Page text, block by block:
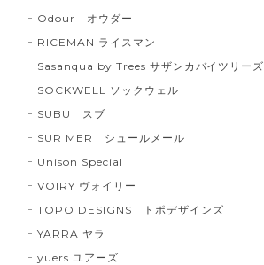
Odour オウダー
RICEMAN ライスマン
Sasanqua by Trees サザンカバイツリーズ
SOCKWELL ソックウェル
SUBU スブ
SUR MER シュールメール
Unison Special
VOIRY ヴォイリー
TOPO DESIGNS トポデザインズ
YARRA ヤラ
yuers ユアーズ